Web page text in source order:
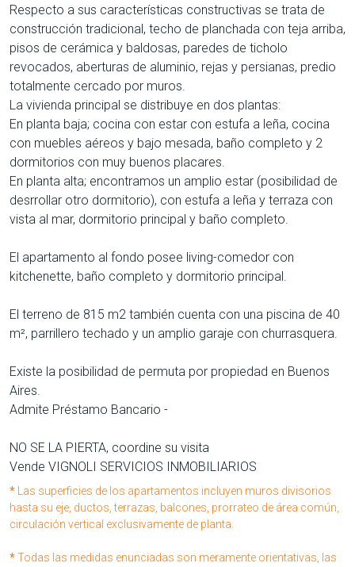
Respecto a sus características constructivas se trata de
construcción tradicional, techo de planchada con teja arriba,
pisos de cerámica y baldosas, paredes de ticholo
revocados, aberturas de aluminio, rejas y persianas, predio
totalmente cercado por muros.
La vivienda principal se distribuye en dos plantas:
En planta baja; cocina con estar con estufa a leña, cocina
con muebles aéreos y bajo mesada, baño completo y 2
dormitorios con muy buenos placares.
En planta alta; encontramos un amplio estar (posibilidad de
desrrollar otro dormitorio), con estufa a leña y terraza con
vista al mar, dormitorio principal y baño completo.
El apartamento al fondo posee living-comedor con
kitchenette, baño completo y dormitorio principal.
El terreno de 815 m2 también cuenta con una piscina de 40
m², parrillero techado y un amplio garaje con churrasquera.
Existe la posibilidad de permuta por propiedad en Buenos
Aires.
Admite Préstamo Bancario -
NO SE LA PIERTA, coordine su visita
Vende VIGNOLI SERVICIOS INMOBILIARIOS
* Las superficies de los apartamentos incluyen muros divisorios
hasta su eje, ductos, terrazas, balcones, prorrateo de área común,
circulación vertical exclusivamente de planta.
*Todas las medidas enunciadas son meramente orientativas, las